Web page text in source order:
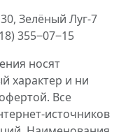
Зелёный Луг-7
355‒07‒15
носят
характер и ни
Все
источников